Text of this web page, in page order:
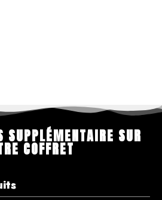
SUPPLÉMENTAIRE SUR
COFFRET